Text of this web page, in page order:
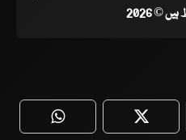
© 2026
WhatsApp